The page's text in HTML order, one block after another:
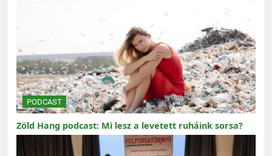
PODCAST
Zöld Hang podcast: Mi lesz a levetett ruháink sorsa?